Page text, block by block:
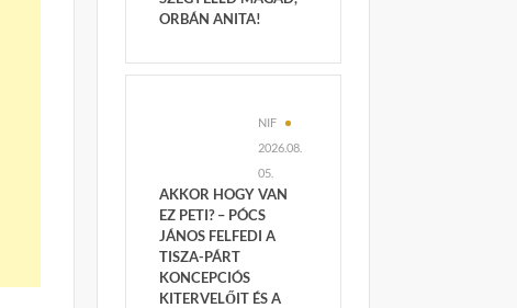
ORBÁN ANITA!
NIF
2026.08.
05.
AKKOR HOGY VAN
EZ PETI? – PÓCS
JÁNOS FELFEDI A
TISZA-PÁRT
KONCEPCIÓS
KITERVELŐIT ÉS A